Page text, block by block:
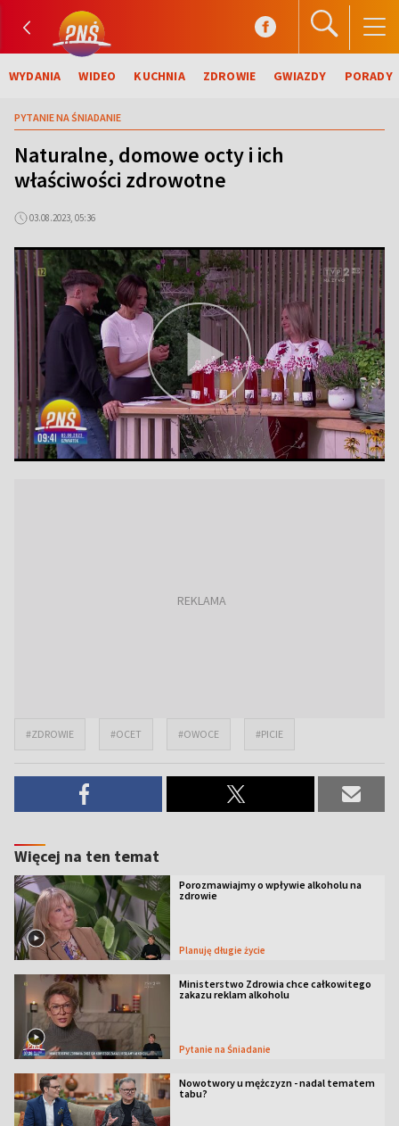
WYDANIA WIDEO KUCHNIA ZDROWIE GWIAZDY PORADY
PYTANIE NA ŚNIADANIE
Naturalne, domowe octy i ich
właściwości zdrowotne
03.08.2023, 05:36
#ZDROWIE #OCET #OWOCE #PICIE
Więcej na ten temat
Porozmawiajmy o wpływie alkoholu na
zdrowie
Planuję długie życie
Ministerstwo Zdrowia chce całkowitego
zakazu reklam alkoholu
Pytanie na Śniadanie
Nowotwory u mężczyzn - nadal tematem
tabu?